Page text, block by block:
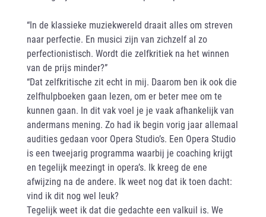
“In de klassieke muziekwereld draait alles om streven
naar perfectie. En musici zijn van zichzelf al zo
perfectionistisch. Wordt die zelfkritiek na het winnen
van de prijs minder?”
“Dat zelfkritische zit echt in mij. Daarom ben ik ook die
zelfhulpboeken gaan lezen, om er beter mee om te
kunnen gaan. In dit vak voel je je vaak afhankelijk van
andermans mening. Zo had ik begin vorig jaar allemaal
audities gedaan voor Opera Studio’s. Een Opera Studio
is een tweejarig programma waarbij je coaching krijgt
en tegelijk meezingt in opera’s. Ik kreeg de ene
afwijzing na de andere. Ik weet nog dat ik toen dacht:
vind ik dit nog wel leuk?
Tegelijk weet ik dat die gedachte een valkuil is. We